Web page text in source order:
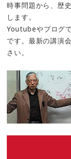
時事問題から、歴
します。
Youtubeやブログ
です。最新の講演
さい。